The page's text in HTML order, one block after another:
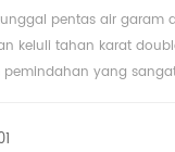
pentas air garam
keluli tahan karat
yang